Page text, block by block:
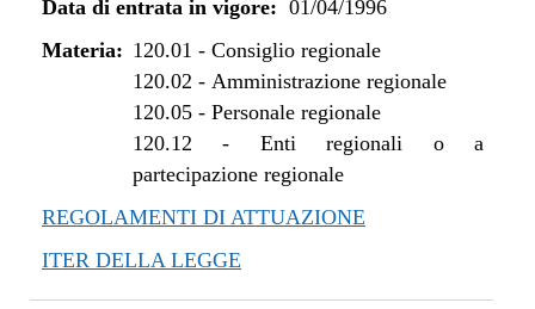
Data di entrata in vigore: 01/04/1996
Materia: 120.01 - Consiglio regionale
120.02 - Amministrazione regionale
120.05- Personale regionale
120.12 - Enti regionali o a
partecipazione regionale
REGOLAMENTI DI ATTUAZIONE
ITER DELLA LEGGE